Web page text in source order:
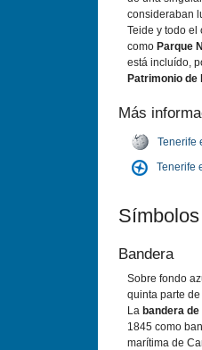
consideraban
Teide y todo el
como Parque
está incluído,
Patrimonio de
Más
Tenerife
Tenerife
Bandera
Sobre fondo
quinta parte
La bandera
1845 como
marítima de